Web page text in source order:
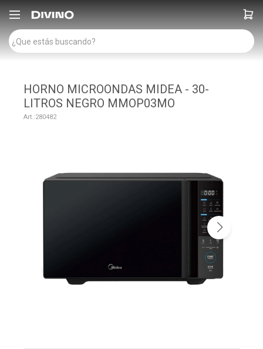

HORNO MICROONDAS MIDEA - 30-
LITROS NEGRO MMOP03MO
280482